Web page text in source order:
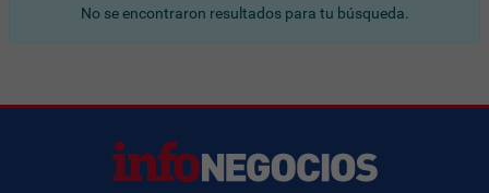
No se encontraron resultados para tu búsqueda.